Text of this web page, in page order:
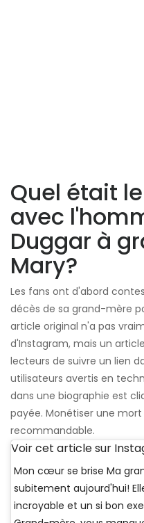
Quel était
avec
Duggar à
Mary?
Les fans ont d'abord
décès de sa grand-mère
article original n'a pas
d'Instagram, mais un
lecteurs de suivre un lien
utilisateurs avertis en
dans une biographie est
payée. Monétiser une
recommandable.
Voir cet article sur
Mon cœur se brise Ma
subitement aujourd'hui!
incroyable et un si bon